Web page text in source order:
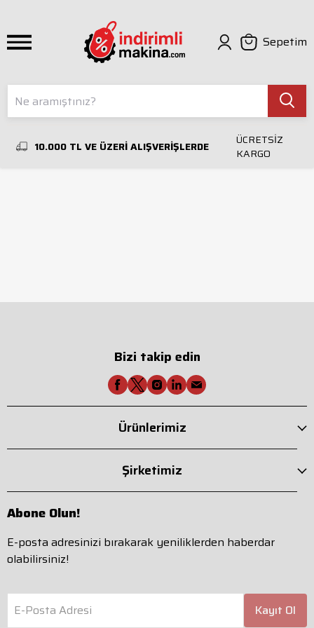
Sepetim
10.000 TL VE ÜZERİ ALIŞVERİŞLERDE
ÜCRETSİZ
KARGO
Bizi takip edin
Ürünlerimiz
Şirketimiz
Abone Olun!
E-posta adresinizi bırakarak yeniliklerden haberdar
olabilirsiniz!
E-Posta Adresi Kayıt Ol